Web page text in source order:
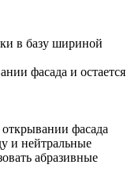
в базу шириной
фасада и остается
фасада
и нейтральные
абразивные